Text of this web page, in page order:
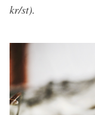
kr/st).